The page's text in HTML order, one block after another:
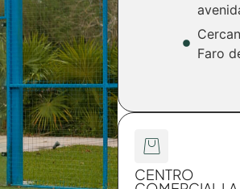
Faro
CENTRO